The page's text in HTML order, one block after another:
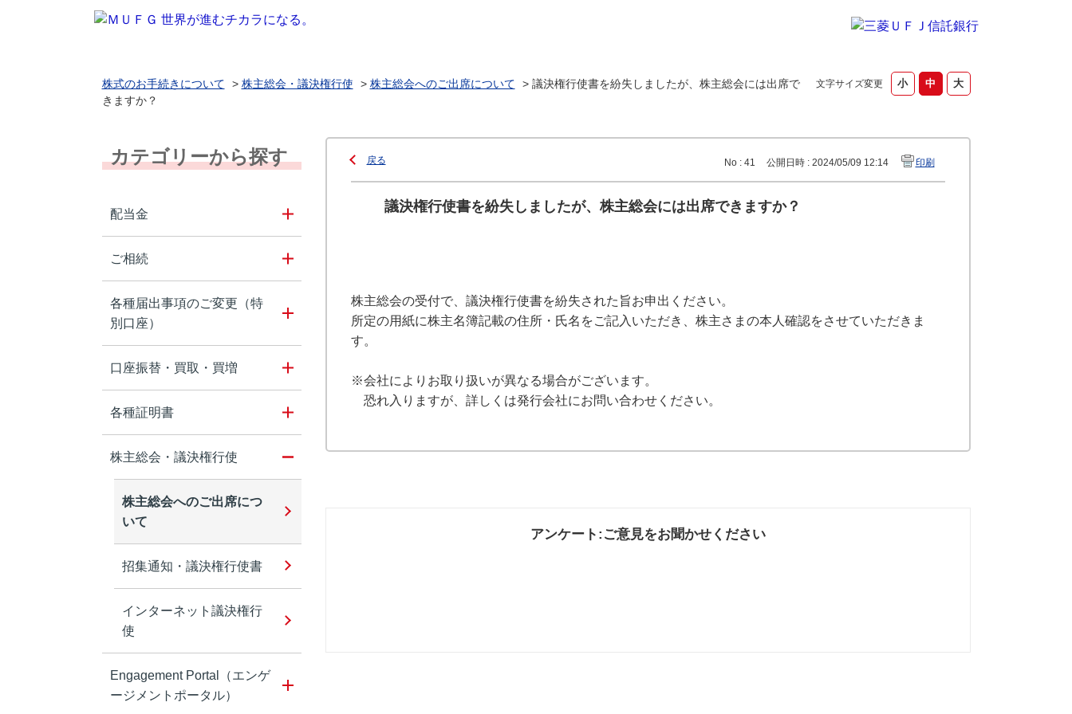
文字サイズ変更
株式のお手続きについて > 株主総会・議決権行使 > 株主総会へのご出席について > 議決権行使書を紛失しましたが、株主総会には出席で
きますか？
カテゴリーから探す
配当金
ご相続
各種届出事項のご変更（特
別口座）
口座振替・買取・買増
各種証明書
株主総会・議決権行使
株主総会へのご出席につ
いて
招集通知・議決権行使書
インターネット議決権行
使
Engagement Portal（エンゲ
ージメントポータル）
戻る No : 41 公開日時 : 2024/05/09 12:14 印刷
議決権行使書を紛失しましたが、株主総会には出席できますか？
株主総会の受付で、議決権行使書を紛失された旨お申出ください。
所定の用紙に株主名簿記載の住所・氏名をご記入いただき、株主さまの本人確認をさせていただきま
す。
※会社によりお取り扱いが異なる場合がございます。
恐れ入りますが、詳しくは発行会社にお問い合わせください。
アンケート:ご意見をお聞かせください